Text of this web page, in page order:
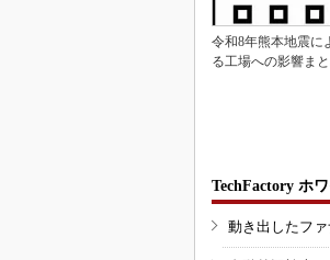
令和8年熊本地震に
る工場への影響ま
TechFactory ホ
動き出したファ